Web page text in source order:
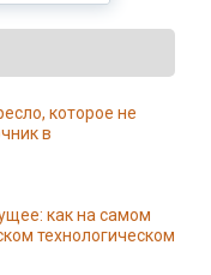
которое не
в
как на самом
технологическом